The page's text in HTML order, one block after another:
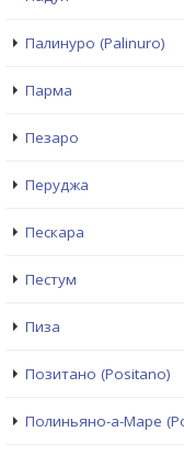
Палинуро (Palinuro)
Парма
Пезаро
Перуджа
Пескара
Пестум
Пиза
Позитано (Positano)
Полиньяно-а-Маре